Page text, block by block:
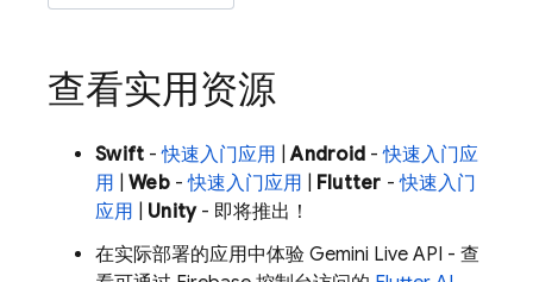
查看实用资源
Swift -快速入门应用 |Android -快速入门应
用
Web-快速入门应用 Flutter -快速入门
应用
Unity- 即将推出！
在实际部署的应用中体验 Gemini Live API - 查